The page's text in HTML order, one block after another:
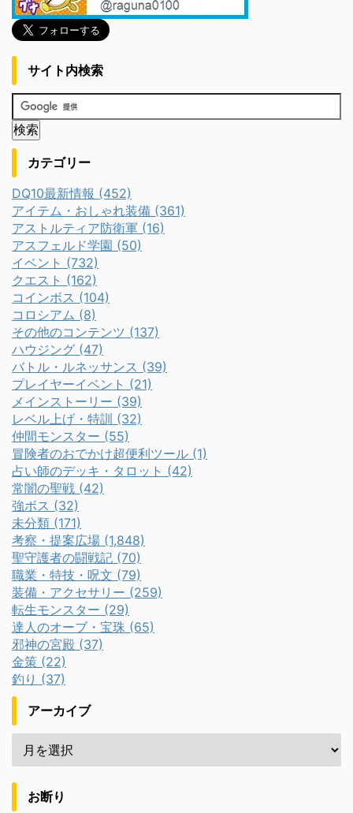
サイト内検索
カテゴリー
DQ10最新情報 (452)
アイテム・おしゃれ装備 (361)
アストルティア防衛軍 (16)
アスフェルド学園 (50)
イベント (732)
クエスト (162)
コインボス (104)
コロシアム (8)
その他のコンテンツ (137)
ハウジング (47)
バトル・ルネッサンス (39)
プレイヤーイベント (21)
メインストーリー (39)
レベル上げ・特訓 (32)
仲間モンスター (55)
冒険者のおでかけ超便利ツール (1)
占い師のデッキ・タロット (42)
常闇の聖戦 (42)
強ボス (32)
未分類 (171)
考察・提案広場 (1,848)
聖守護者の闘戦記 (70)
職業・特技・呪文 (79)
装備・アクセサリー (259)
転生モンスター (29)
達人のオーブ・宝珠 (65)
邪神の宮殿 (37)
金策 (22)
釣り (37)
アーカイブ
お断り